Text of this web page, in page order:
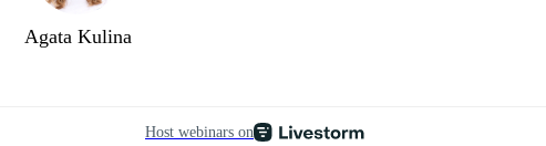
Agata Kulina
Host webinars on